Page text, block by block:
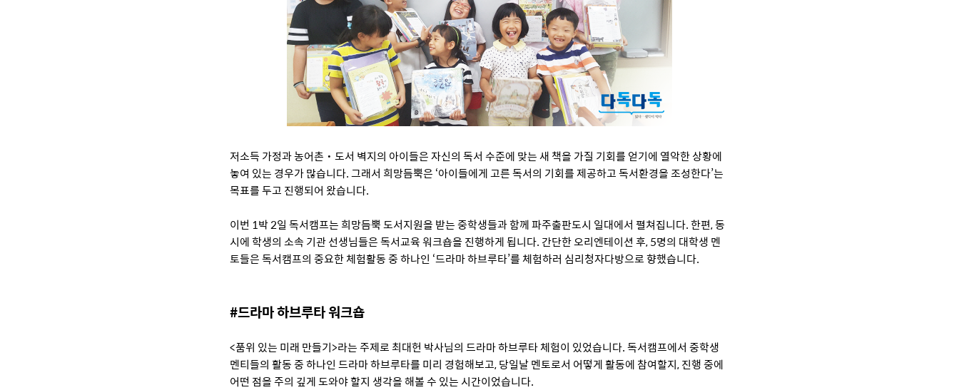
저소득 가정과 농어촌‧도서 벽지의 아이들은 자신의 독서 수준에 맞는 새 책을 가질 기회를 얻기에 열악한 상황에
놓여 있는 경우가 많습니다. 그래서 희망듬뿍은 ‘아이들에게 고른 독서의 기회를 제공하고 독서환경을 조성한다’는
목표를 두고 진행되어 왔습니다.
이번 1박 2일 독서캠프는 희망듬뿍 도서지원을 받는 중학생들과 함께 파주출판도시 일대에서 펼쳐집니다. 한편, 동
시에 학생의 소속 기관 선생님들은 독서교육 워크숍을 진행하게 됩니다. 간단한 오리엔테이션 후, 5명의 대학생 멘
토들은 독서캠프의 중요한 체험활동 중 하나인 ‘드라마 하브루타’를 체험하러 심리청자다방으로 향했습니다.
#드라마 하브루타 워크숍
<품위 있는 미래 만들기>라는 주제로 최대헌 박사님의 드라마 하브루타 체험이 있었습니다. 독서캠프에서 중학생
멘티들의 활동 중 하나인 드라마 하브루타를 미리 경험해보고, 당일날 멘토로서 어떻게 활동에 참여할지, 진행 중에
어떤 점을 주의 깊게 도와야 할지 생각을 해볼 수 있는 시간이었습니다.